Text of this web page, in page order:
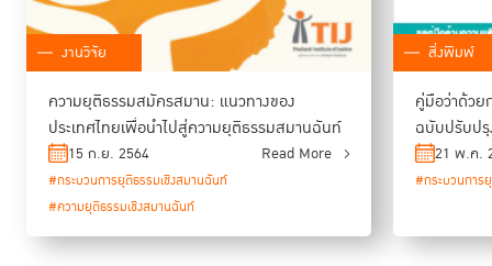
งานวิจัย
ความยุติธรรมสมัครสมาน: แนวทางของ
ประเทศไทยเพื่อนำไปสู่ความยุติธรรมสมานฉันท์
15 ก.ย. 2564 Read More
#กระบวนการยุติธรรมเชิงสมานฉันท์
#ความยุติธรรมเชิงสมานฉันท์
สิ่งพิมพ์
คู่มือว่าด้วย
ฉบับปรับป
21 พ.ค.
#กระบวนการ